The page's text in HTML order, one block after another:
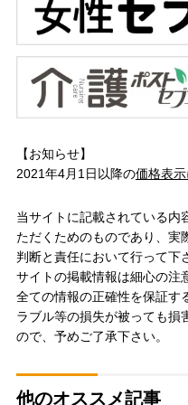
【お知らせ】
2021年4月1日以降の価格表
当サイトに記載されている内
ただくためのものであり、実
判断と責任において行って下
サイトの掲載情報は細心の注
全ての情報の正確性を保証す
ラブル等の損失が被っても損
ので、予めご了承下さい。
他のオススメ記事